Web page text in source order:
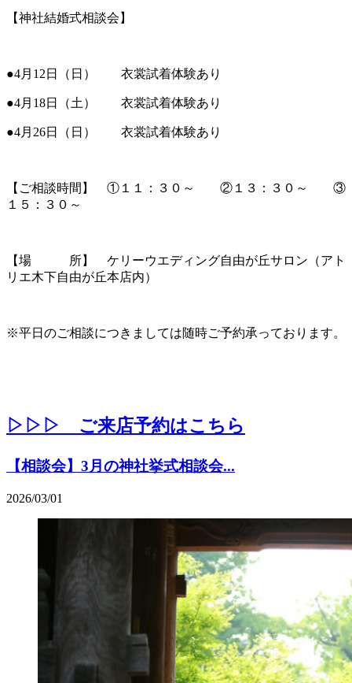
【神社結婚式相談会】
●4月12日（日） 衣裳試着体験あり
●4月18日（土） 衣裳試着体験あり
●4月26日（日） 衣裳試着体験あり
【ご相談時間】 ①１１：３０～ ②１３：３０～ ③
１５：３０～
【場 所】 ケリーウエディング自由が丘サロン（アト
リエ木下自由が丘本店内）
※平日のご相談につきましては随時ご予約承っております。
▷▷▷ ご来店予約はこちら
【相談会】3月の神社挙式相談会...
2026/03/01